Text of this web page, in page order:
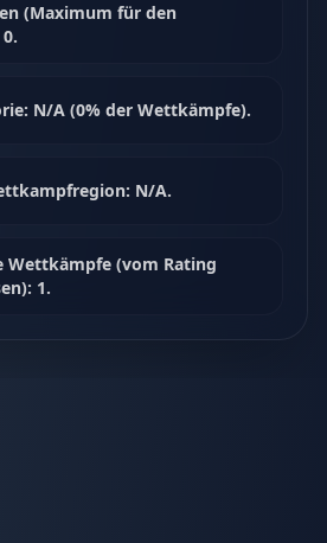
(Maximum für den
N/A (0% der Wettkämpfe).
N/A.
Wettkämpfe (vom Rating
1.